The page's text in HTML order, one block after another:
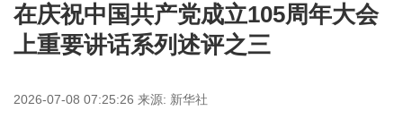
在庆祝中国共产党成立105周年大会
上重要讲话系列述评之三
2026-07-08 07:25:26 来源: 新华社